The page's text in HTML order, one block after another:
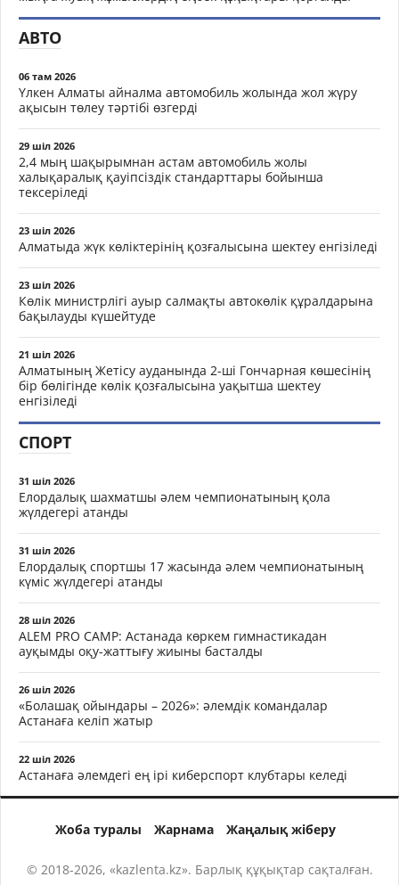
АВТО
06 там 2026
Үлкен Алматы айналма автомобиль жолында жол жүру
ақысын төлеу тәртібі өзгерді
29 шіл 2026
2,4 мың шақырымнан астам автомобиль жолы
халықаралық қауіпсіздік стандарттары бойынша
тексеріледі
23 шіл 2026
Алматыда жүк көліктерінің қозғалысына шектеу енгізіледі
23 шіл 2026
Көлік министрлігі ауыр салмақты автокөлік құралдарына
бақылауды күшейтуде
21 шіл 2026
Алматының Жетісу ауданында 2-ші Гончарная көшесінің
бір бөлігінде көлік қозғалысына уақытша шектеу
енгізіледі
СПОРТ
31 шіл 2026
Елордалық шахматшы әлем чемпионатының қола
жүлдегері атанды
31 шіл 2026
Елордалық спортшы 17 жасында әлем чемпионатының
күміс жүлдегері атанды
28 шіл 2026
ALEM PRO CAMP: Астанада көркем гимнастикадан
ауқымды оқу-жаттығу жиыны басталды
26 шіл 2026
«Болашақ ойындары – 2026»: әлемдік командалар
Астанаға келіп жатыр
22 шіл 2026
Астанаға әлемдегі ең ірі киберспорт клубтары келеді
Жоба туралы Жарнама Жаңалық жіберу
© 2018-2026, «kazlenta.kz». Барлық құқықтар сақталған.